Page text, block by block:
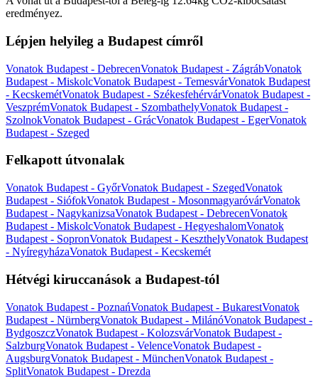
eredményez.
Lépjen helyileg a Budapest címről
Vonatok Budapest - DebrecenVonatok Budapest - ZágrábVonatok
Budapest - MiskolcVonatok Budapest - TemesvárVonatok Budapest
- KecskemétVonatok Budapest - SzékesfehérvárVonatok Budapest -
VeszprémVonatok Budapest - SzombathelyVonatok Budapest -
SzolnokVonatok Budapest - GrácVonatok Budapest - EgerVonatok
Budapest - Szeged
Felkapott útvonalak
Vonatok Budapest - GyőrVonatok Budapest - SzegedVonatok
Budapest - SiófokVonatok Budapest - MosonmagyaróvárVonatok
Budapest - NagykanizsaVonatok Budapest - DebrecenVonatok
Budapest - MiskolcVonatok Budapest - HegyeshalomVonatok
Budapest - SopronVonatok Budapest - KeszthelyVonatok Budapest
- NyíregyházaVonatok Budapest - Kecskemét
Hétvégi kiruccanások a Budapest-tól
Vonatok Budapest - PoznańVonatok Budapest - BukarestVonatok
Budapest - NürnbergVonatok Budapest - MilánóVonatok Budapest -
BydgoszczVonatok Budapest - KolozsvárVonatok Budapest -
SalzburgVonatok Budapest - VelenceVonatok Budapest -
AugsburgVonatok Budapest - MünchenVonatok Budapest -
SplitVonatok Budapest - Drezda